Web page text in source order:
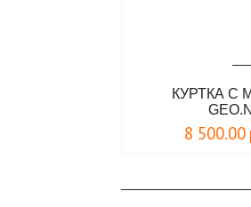
КУРТКА С
8 500.00